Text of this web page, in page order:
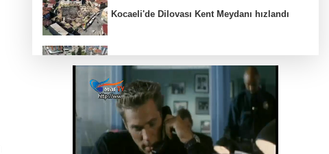
Kocaeli'de Dilovası Kent Meydanı hızlandı
Bursa Nilüfer’e 7 yeni park kazandırılıyor
İzmir Güzelbahçe Zabıtası'ndan kapsamlı
gıda denetimi